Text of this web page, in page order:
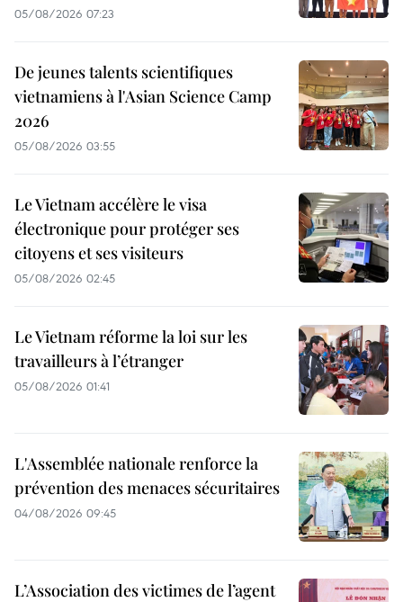
05/08/2026 07:23
De jeunes talents scientifiques
vietnamiens à l'Asian Science Camp
2026
05/08/2026 03:55
Le Vietnam accélère le visa
électronique pour protéger ses
citoyens et ses visiteurs
05/08/2026 02:45
Le Vietnam réforme la loi sur les
travailleurs à l’étranger
05/08/2026 01:41
L'Assemblée nationale renforce la
prévention des menaces sécuritaires
04/08/2026 09:45
L’Association des victimes de l’agent